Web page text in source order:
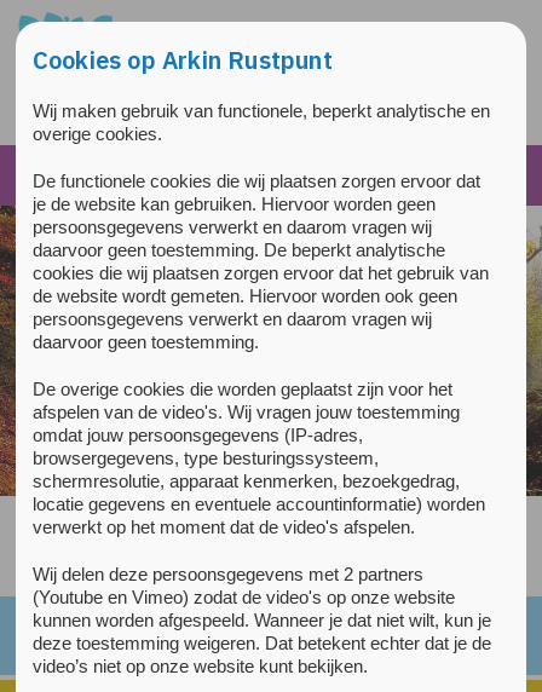
Overslaan en naar de inhoud gaan
Direct naar de hoofdnavigatie
Steek een kaarsje aan
Cookies op Arkin Rustpunt
Wij maken gebruik van functionele, beperkt analytische en
overige cookies.
De functionele cookies die wij plaatsen zorgen ervoor dat
je de website kan gebruiken. Hiervoor worden geen
persoonsgegevens verwerkt en daarom vragen wij
daarvoor geen toestemming. De beperkt analytische
cookies die wij plaatsen zorgen ervoor dat het gebruik van
de website wordt gemeten. Hiervoor worden ook geen
persoonsgegevens verwerkt en daarom vragen wij
daarvoor geen toestemming.
De overige cookies die worden geplaatst zijn voor het
afspelen van de video's. Wij vragen jouw toestemming
omdat jouw persoonsgegevens (IP-adres,
browsergegevens, type besturingssysteem,
schermresolutie, apparaat kenmerken, bezoekgedrag,
locatie gegevens en eventuele accountinformatie) worden
verwerkt op het moment dat de video's afspelen.
Wij delen deze persoonsgegevens met 2 partners
(Youtube en Vimeo) zodat de video's op onze website
kunnen worden afgespeeld. Wanneer je dat niet wilt, kun je
deze toestemming weigeren. Dat betekent echter dat je de
video’s niet op onze website kunt bekijken.